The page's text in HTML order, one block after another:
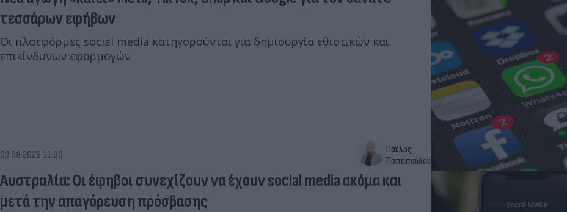
τεσσάρων εφήβων
Οι πλατφόρμες social media κατηγορούνται για δημιουργία εθιστικών και
επικίνδυνων εφαρμογών
03.08.2026 11:00
Παύλος
Παπαπαύλου
Αυστραλία: Οι έφηβοι συνεχίζουν να έχουν social media ακόμα και
μετά την απαγόρευση πρόσβασης